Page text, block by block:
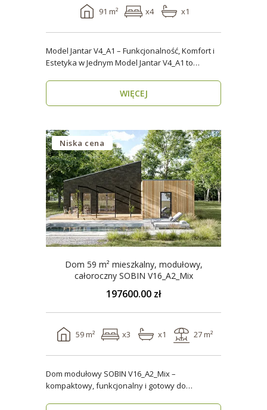
91 m² x4 x1
Model Jantar V4_A1 – Funkcjonalność, Komfort i
Estetyka w Jednym Model Jantar V4_A1 to
WIĘCEJ
Niska cena
Dom 59 m² mieszkalny, modułowy,
całoroczny SOBIN V16_A2_Mix
197600.00 zł
59 m² x3 x1 27 m²
Dom modułowy SOBIN V16_A2_Mix –
kompaktowy, funkcjonalny i gotowy do